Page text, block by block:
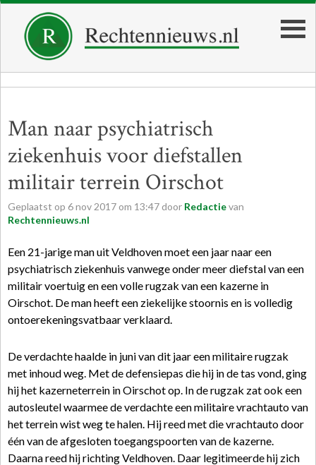
Man naar psychiatrisch
ziekenhuis voor diefstallen
militair terrein Oirschot
Geplaatst op 6nov 2017 om 13:47 door Redactievan
Rechtennieuws.nl
Een 21-jarige man uit Veldhoven moet een jaar naar een
psychiatrisch ziekenhuis vanwege onder meer diefstal van een
militair voertuig en een volle rugzak van een kazerne in
Oirschot. De man heeft een ziekelijke stoornis en is volledig
ontoerekeningsvatbaar verklaard.
De verdachte haalde in juni van dit jaar een militaire rugzak
met inhoud weg. Met de defensiepas die hij in de tas vond, ging
hij het kazerneterrein in Oirschot op. In de rugzak zat ook een
autosleutel waarmee de verdachte een militaire vrachtauto van
het terrein wist weg te halen. Hij reed met die vrachtauto door
één van de afgesloten toegangspoorten van de kazerne.
Daarna reed hij richting Veldhoven. Daar legitimeerde hij zich